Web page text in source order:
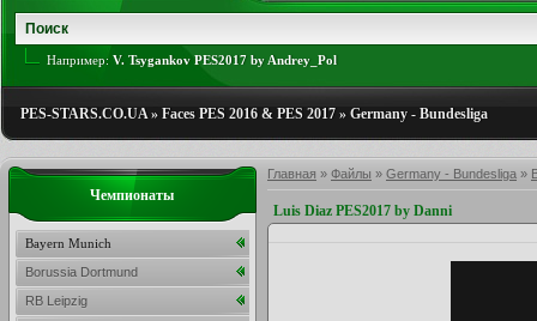
Например: V. Tsygankov PES2017 by Andrey_Pol
PES-STARS.CO.UA» Faces PES 2016 & PES 2017 » Germany - Bundesliga
Главная » Файлы » Germany - Bundesliga »
Luis Diaz PES2017 by Danni
Чемпионаты
Bayern Munich
Borussia Dortmund
RB Leipzig